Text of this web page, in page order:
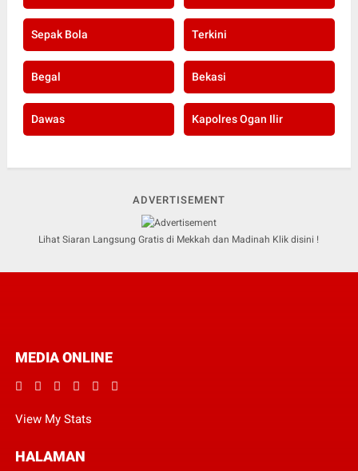
Sepak Bola Terkini
Begal Bekasi
Dawas Kapolres Ogan Ilir
ADVERTISEMENT
Lihat Siaran Langsung Gratis di Mekkah dan Madinah Klik disini !
MEDIA ONLINE
View My Stats
HALAMAN